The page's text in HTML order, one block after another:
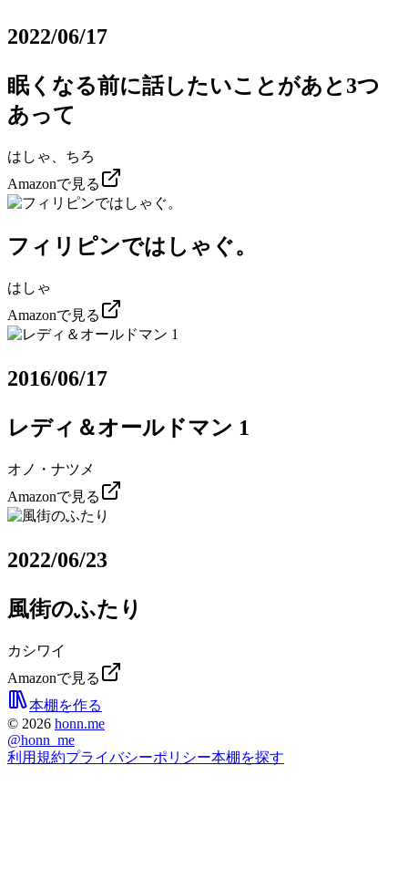
2022/06/17
眠くなる前に話したいことがあと3つ
あって
はしゃ、ちろ
Amazonで見る
フィリピンではしゃぐ。
はしゃ
Amazonで見る
2016/06/17
レディ＆オールドマン 1
オノ・ナツメ
Amazonで見る
2022/06/23
風街のふたり
カシワイ
Amazonで見る
本棚を作る
© 2026 honn.me
@honn_me
利用規約プライバシーポリシー本棚を探す